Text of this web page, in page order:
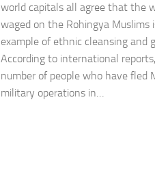
world capitals all agree that the
waged on the Rohingya Muslims
example of ethnic cleansing and
According to international
number of people who have fled
military operations in…